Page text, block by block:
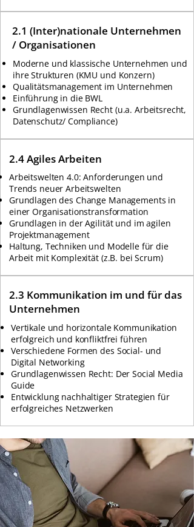
2.1 (Inter)nationale Unternehmen
/ Organisationen
Moderne und klassische Unternehmen und
ihre Strukturen (KMU und Konzern)
Qualitätsmanagement im Unternehmen
Einführung in die BWL
Grundlagenwissen Recht (u.a. Arbeitsrecht,
Datenschutz/ Compliance)
2.4 Agiles Arbeiten
Arbeitswelten 4.0: Anforderungen und
Trends neuer Arbeitswelten
Grundlagen des Change Managements in
einer Organisationstransformation
Grundlagen in der Agilität und im agilen
Projektmanagement
Haltung, Techniken und Modelle für die
Arbeit mit Komplexität (z.B. bei Scrum)
2.3 Kommunikation im und für das
Unternehmen
Vertikale und horizontale Kommunikation
erfolgreich und konfliktfrei führen
Verschiedene Formen des Social- und
Digital Networking
Grundlagenwissen Recht: Der Social Media
Guide
Entwicklung nachhaltiger Strategien für
erfolgreiches Netzwerken